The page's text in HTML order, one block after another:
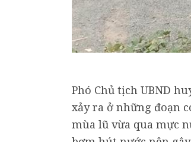
Phó Chủ tịch UBND
xảy ra ở những đoạn
mùa lũ vừa qua mực